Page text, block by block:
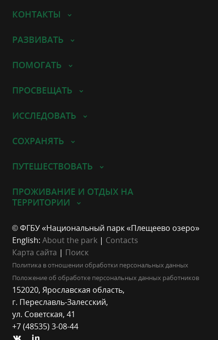
КОНТАКТЫ
РАЗВИВАТЬ
ПОМОГАТЬ
ПРОСВЕЩАТЬ
ИССЛЕДОВАТЬ
СОХРАНЯТЬ
ПУТЕШЕСТВОВАТЬ
ПРОЖИВАНИЕ И ОТДЫХ НА
ТЕРРИТОРИИ
© ФГБУ «Национальный парк «Плещеево озеро»
English: About the park | Contacts
Карта сайта | Поиск
Политика в отношении обработки персональных данных
Положение об обработке персональных данных работников
152020, Ярославская область,
г. Переславль-Залесский,
ул. Советская, 41
+7 (48535) 3-08-44